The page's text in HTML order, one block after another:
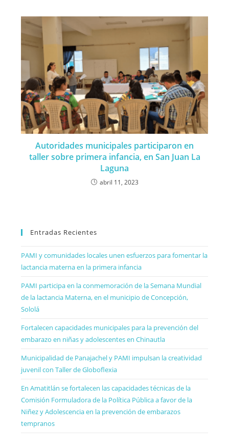
Autoridades municipales participaron en
taller sobre primera infancia, en San Juan La
Laguna
abril 11, 2023
Entradas Recientes
PAMI y comunidades locales unen esfuerzos para fomentar la
lactancia materna en la primera infancia
PAMI participa en la conmemoración de la Semana Mundial
de la lactancia Materna, en el municipio de Concepción,
Sololá
Fortalecen capacidades municipales para la prevención del
embarazo en niñas y adolescentes en Chinautla
Municipalidad de Panajachel y PAMI impulsan la creatividad
juvenil con Taller de Globoflexia
En Amatitlán se fortalecen las capacidades técnicas de la
Comisión Formuladora de la Política Pública a favor de la
Niñez y Adolescencia en la prevención de embarazos
tempranos